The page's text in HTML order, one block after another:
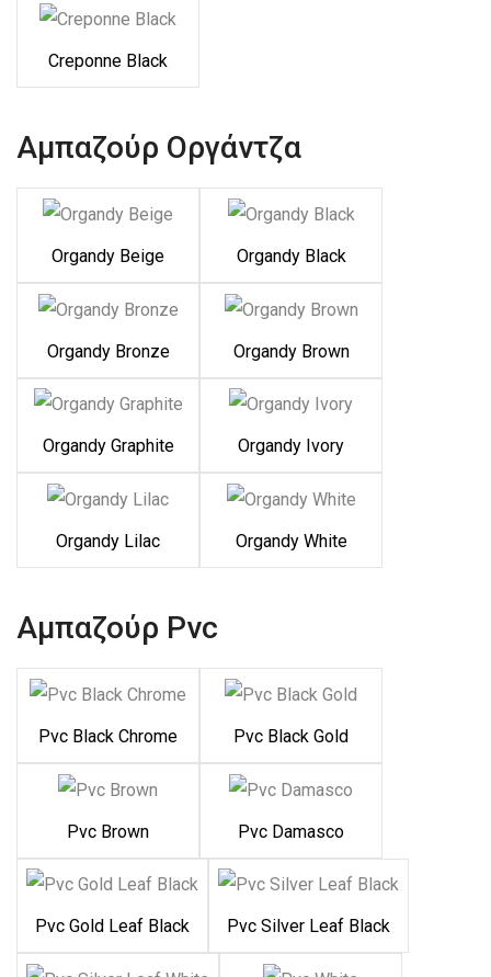
Creponne Black
Αμπαζούρ Οργάντζα
Organdy Beige Organdy Black
Organdy Bronze Organdy Brown
Organdy Graphite Organdy Ivory
Organdy Lilac Organdy White
Αμπαζούρ Pvc
Pvc Black Chrome Pvc Black Gold
Pvc Brown Pvc Damasco
Pvc Gold Leaf Black Pvc Silver Leaf Black